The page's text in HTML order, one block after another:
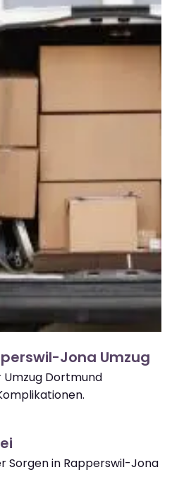
Jona Umzug
Dortmund
Sorgen in Rapperswil-Jona